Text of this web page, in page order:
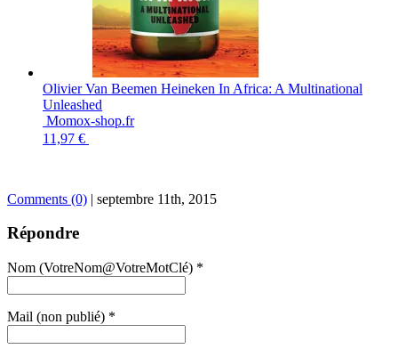
Olivier Van Beemen Heineken In Africa: A Multinational
Unleashed
Momox-shop.fr
11,97 €
Comments (0) | septembre 11th, 2015
Répondre
Nom (VotreNom@VotreMotClé) *
Mail (non publié) *